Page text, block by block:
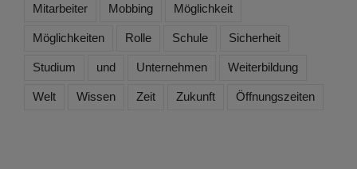
Mitarbeiter Mobbing Möglichkeit
Möglichkeiten Rolle Schule Sicherheit
Studium und Unternehmen Weiterbildung
Welt Wissen Zeit Zukunft Öffnungszeiten